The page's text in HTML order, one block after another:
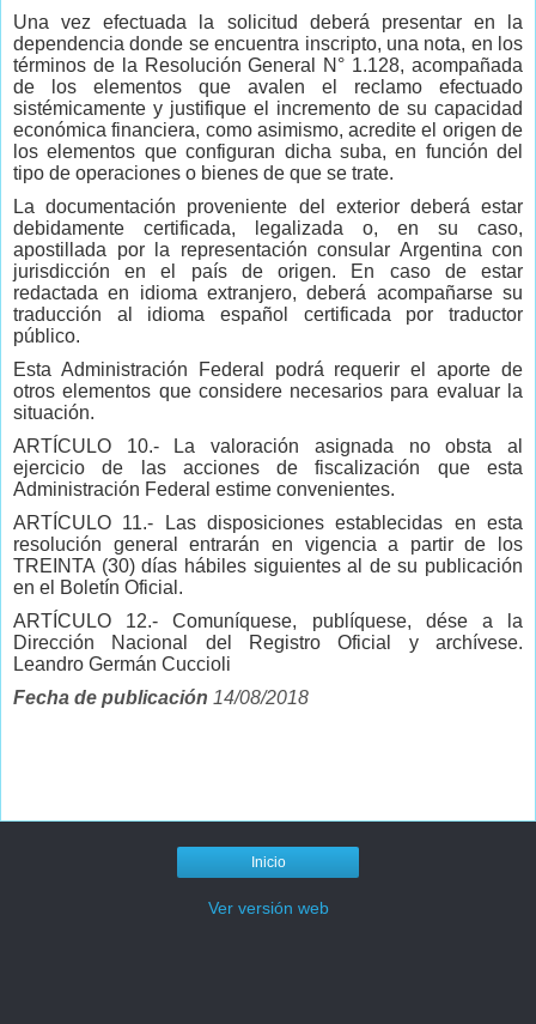
Una vez efectuada la solicitud deberá presentar en la
dependencia donde se encuentra inscripto, una nota, en los
términos de la Resolución General N° 1.128, acompañada
de los elementos que avalen el reclamo efectuado
sistémicamente y justifique el incremento de su capacidad
económica financiera, como asimismo, acredite el origen de
los elementos que configuran dicha suba, en función del
tipo de operaciones o bienes de que se trate.
La documentación proveniente del exterior deberá estar
debidamente certificada, legalizada o, en su caso,
apostillada por la representación consular Argentina con
jurisdicción en el país de origen. En caso de estar
redactada en idioma extranjero, deberá acompañarse su
traducción al idioma español certificada por traductor
público.
Esta Administración Federal podrá requerir el aporte de
otros elementos que considere necesarios para evaluar la
situación.
ARTÍCULO 10.- La valoración asignada no obsta al
ejercicio de las acciones de fiscalización que esta
Administración Federal estime convenientes.
ARTÍCULO 11.- Las disposiciones establecidas en esta
resolución general entrarán en vigencia a partir de los
TREINTA (30) días hábiles siguientes al de su publicación
en el Boletín Oficial.
ARTÍCULO 12.- Comuníquese, publíquese, dése a la
Dirección Nacional del Registro Oficial y archívese.
Leandro Germán Cuccioli
Fecha de publicación 14/08/2018
Inicio
Ver versión web